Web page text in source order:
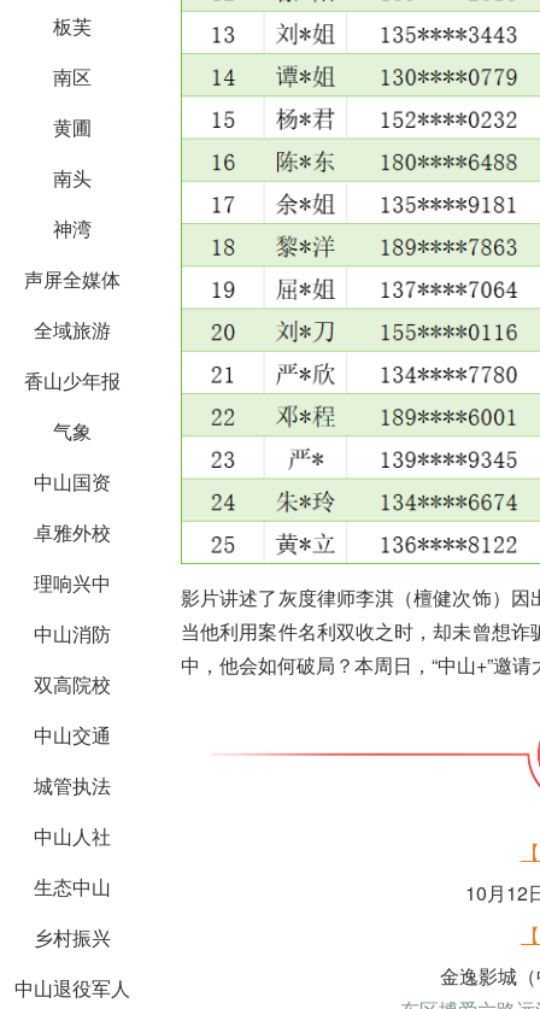
板芙
南区
黄圃
南头
神湾
声屏全媒体
全域旅游
香山少年报
气象
中山国资
卓雅外校
理响兴中
中山消防
双高院校
中山交通
城管执法
中山人社
生态中山
乡村振兴
中山退役军人
影片讲述了灰度律师李淇（檀健次饰）
当他利用案件名利双收之时，却未曾想
中，他会如何破局？本周日，“中山+”邀
10月12
金逸影城